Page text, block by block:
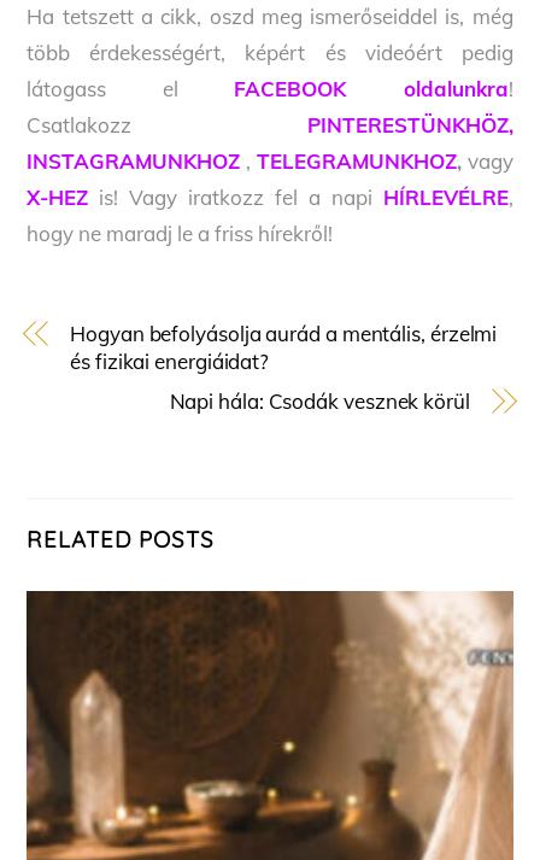
Ha tetszett a cikk, oszd meg ismerőseiddel is, még
több érdekességért, képért és videóért pedig
látogass el FACEBOOK oldalunkra!
Csatlakozz PINTERESTÜNKHÖZ,
INSTAGRAMUNKHOZ , TELEGRAMUNKHOZ,vagy
X-HEZ is! Vagy iratkozz fel a napi HÍRLEVÉLRE,
hogy ne maradj le a friss hírekről!
Hogyan befolyásolja aurád a mentális, érzelmi
és fizikai energiáidat?
Napi hála: Csodák vesznek körül
RELATED POSTS